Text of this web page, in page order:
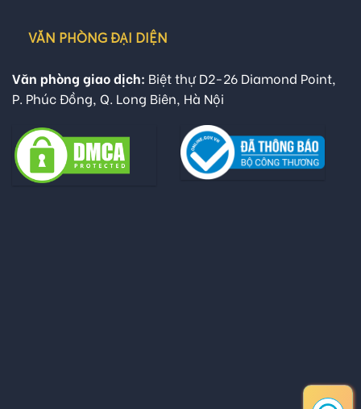
VĂN PHÒNG ĐẠI DIỆN
Văn phòng giao dịch: Biệt thự D2-26 Diamond Point,
P. Phúc Đồng, Q. Long Biên, Hà Nội